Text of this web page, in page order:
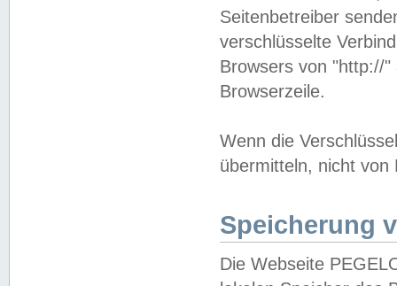
Seitenbetreiber
verschlüsselte
Browsers von "http://
Browserzeile.
Wenn die
übermitteln, nicht von
Speicherung
Die Webseite